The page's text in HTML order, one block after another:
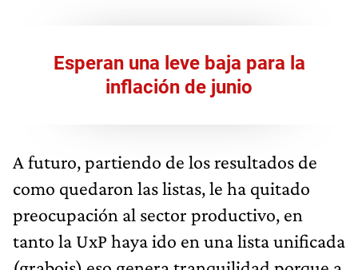
Esperan una leve baja para la
inflación de junio
A futuro, partiendo de los resultados de
como quedaron las listas, le ha quitado
preocupación al sector productivo, en
tanto la UxP haya ido en una lista unificada